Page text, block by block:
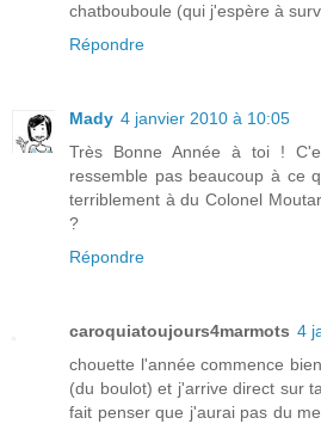
chatbouboule (qui j'espère à
Répondre
Mady 4 janvier 2010 à 10:05
Très Bonne Année à toi !
ressemble pas beaucoup à ce
terriblement à du Colonel
?
Répondre
caroquiatoujours4marmots 4
chouette l'année commence
(du boulot) et j'arrive direct sur
fait penser que j'aurai pas du